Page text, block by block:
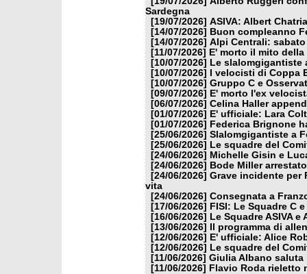
Sardegna
[19/07/2026] ASIVA: Albert
[14/07/2026]
Buon compleanno
[14/07/2026] Alpi Centrali:
[11/07/2026]
E' morto il mito
[10/07/2026]
Le
[10/07/2026]
I velocisti di Coppa
[10/07/2026] Gruppo C e
[09/07/2026]
E' morto l'ex
[06/07/2026] Celina Haller
[01/07/2026]
E' ufficiale: Lara
[01/07/2026]
Federica Brignone
[25/06/2026] Slalomgigantiste a
[25/06/2026]
Le squadre del
[24/06/2026] Michelle Gisin e
[24/06/2026]
Bode Miller
[24/06/2026] Grave incidente per
vita
[24/06/2026] Consegnata a
[17/06/2026]
FISI: Le Squadre C
[16/06/2026]
Le Squadre ASIVA
[13/06/2026]
Il programma di
[12/06/2026]
E' ufficiale: Alice
[12/06/2026]
Le squadre del
[11/06/2026] Giulia Albano saluta
[11/06/2026]
Flavio Roda rieletto